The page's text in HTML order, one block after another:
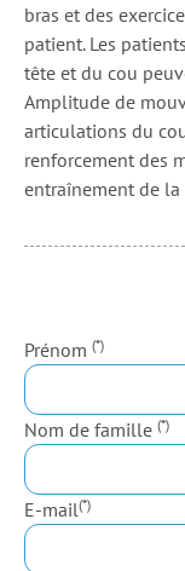
bras et des
patient. Les
tête et du cou
Amplitude de
articulations du
renforcement des
entraînement de
Prénom (*)
Nom de famille (*)
E-mail(*)